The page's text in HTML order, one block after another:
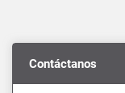
Contáctanos